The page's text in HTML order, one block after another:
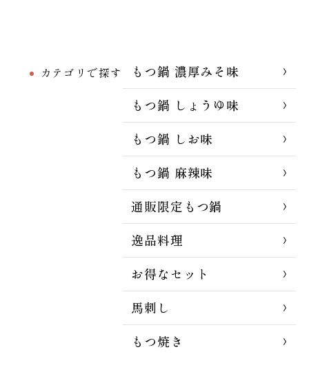
カテゴリで探す
もつ鍋 濃厚みそ味
もつ鍋 しょうゆ味
もつ鍋 しお味
もつ鍋 麻辣味
通販限定もつ鍋
逸品料理
お得なセット
馬刺し
もつ焼き